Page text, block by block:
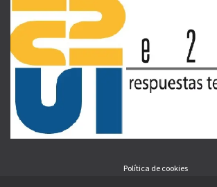
Política de cookies